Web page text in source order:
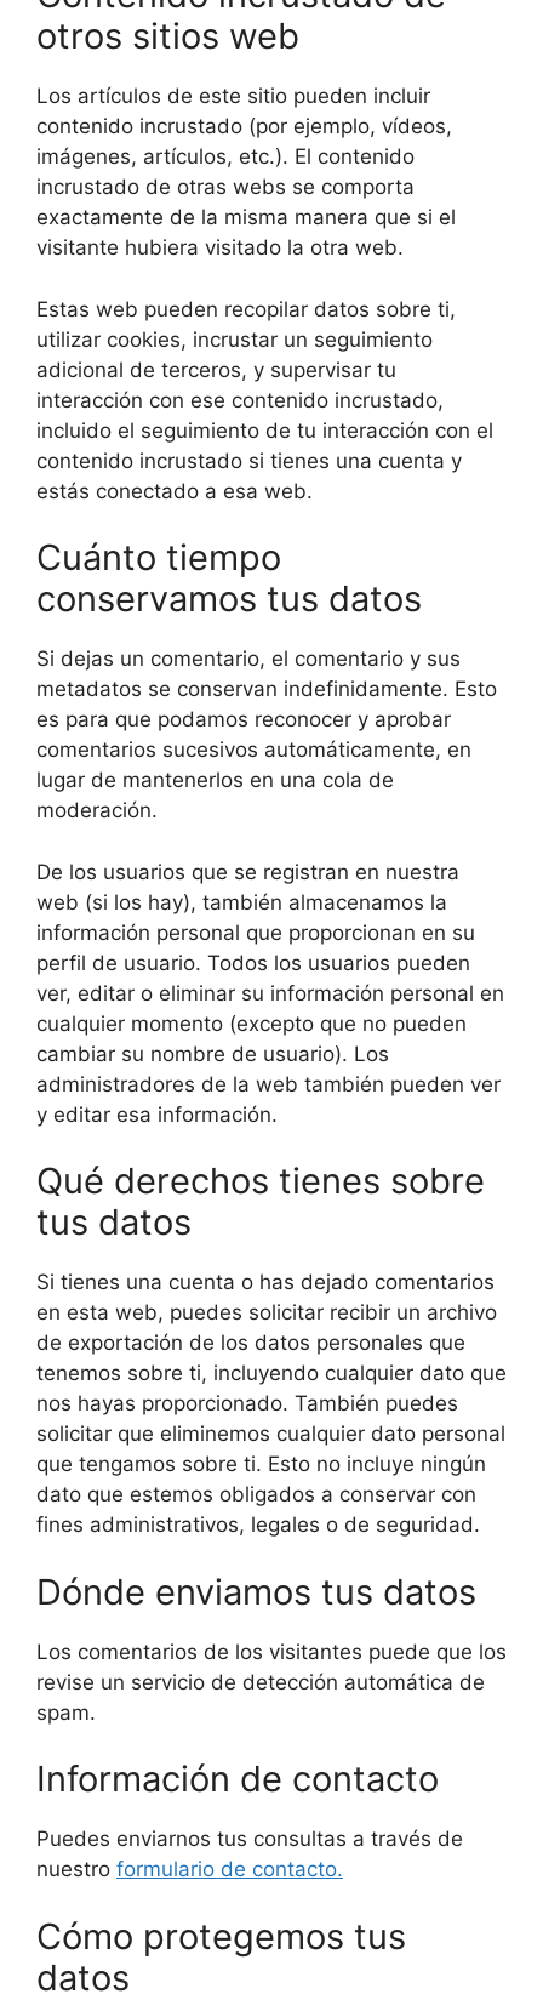
otros sitios web
Los artículos de este sitio pueden incluir
contenido incrustado (por ejemplo, vídeos,
imágenes, artículos, etc.). El contenido
incrustado de otras webs se comporta
exactamente de la misma manera que si el
visitante hubiera visitado la otra web.
Estas web pueden recopilar datos sobre ti,
utilizar cookies, incrustar un seguimiento
adicional de terceros, y supervisar tu
interacción con ese contenido incrustado,
incluido el seguimiento de tu interacción con el
contenido incrustado si tienes una cuenta y
estás conectado a esa web.
Cuánto tiempo
conservamos tus datos
Si dejas un comentario, el comentario y sus
metadatos se conservan indefinidamente. Esto
es para que podamos reconocer y aprobar
comentarios sucesivos automáticamente, en
lugar de mantenerlos en una cola de
moderación.
De los usuarios que se registran en nuestra
web (si los hay), también almacenamos la
información personal que proporcionan en su
perfil de usuario. Todos los usuarios pueden
ver, editar o eliminar su información personal en
cualquier momento (excepto que no pueden
cambiar su nombre de usuario). Los
administradores de la web también pueden ver
y editar esa información.
Qué derechos tienes sobre
tus datos
Si tienes una cuenta o has dejado comentarios
en esta web, puedes solicitar recibir un archivo
de exportación de los datos personales que
tenemos sobre ti, incluyendo cualquier dato que
nos hayas proporcionado. También puedes
solicitar que eliminemos cualquier dato personal
que tengamos sobre ti. Esto no incluye ningún
dato que estemos obligados a conservar con
fines administrativos, legales o de seguridad.
Dónde enviamos tus datos
Los comentarios de los visitantes puede que los
revise un servicio de detección automática de
spam.
Información de contacto
Puedes enviarnos tus consultas a través de
nuestro formulario de contacto.
Cómo protegemos tus
datos